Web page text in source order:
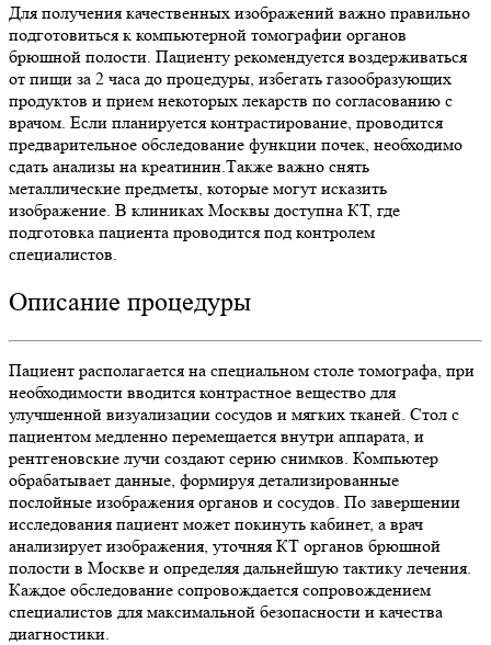
Для получения качественных изображений важно правильно
подготовиться к компьютерной томографии органов
брюшной полости. Пациенту рекомендуется воздерживаться
от пищи за 2 часа до процедуры, избегать газообразующих
продуктов и прием некоторых лекарств по согласованию с
врачом. Если планируется контрастирование, проводится
предварительное обследование функции почек, необходимо
сдать анализы на креатинин.Также важно снять
металлические предметы, которые могут исказить
изображение. В клиниках Москвы доступна КТ, где
подготовка пациента проводится под контролем
специалистов.
Описание процедуры
Пациент располагается на специальном столе томографа, при
необходимости вводится контрастное вещество для
улучшенной визуализации сосудов и мягких тканей. Стол с
пациентом медленно перемещается внутри аппарата, и
рентгеновские лучи создают серию снимков. Компьютер
обрабатывает данные, формируя детализированные
послойные изображения органов и сосудов. По завершении
исследования пациент может покинуть кабинет, а врач
анализирует изображения, уточняя КТ органов брюшной
полости в Москве и определяя дальнейшую тактику лечения.
Каждое обследование сопровождается сопровождением
специалистов для максимальной безопасности и качества
диагностики.